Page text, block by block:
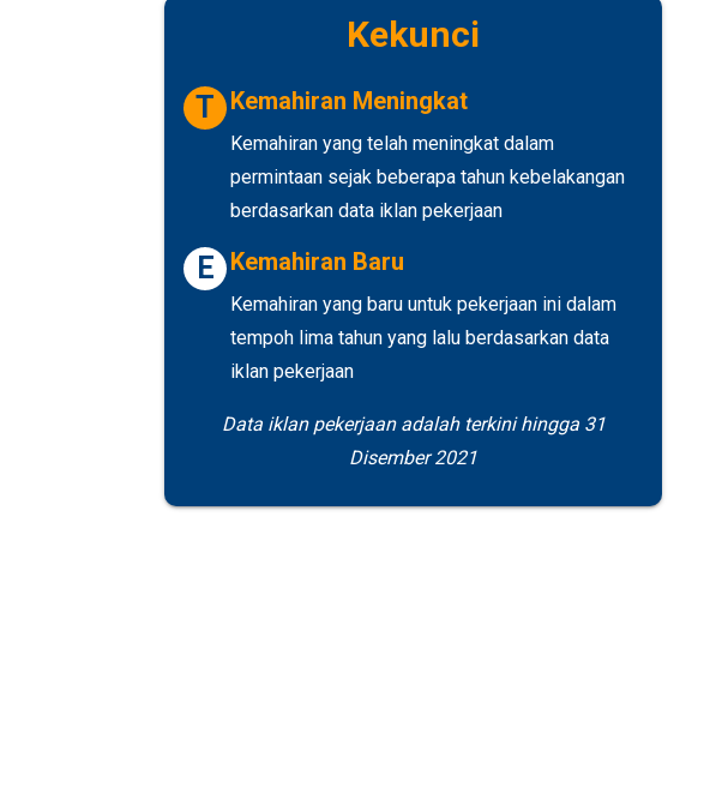
Kekunci
T Kemahiran Meningkat
Kemahiran yang telah meningkat dalam
permintaan sejak beberapa tahun kebelakangan
berdasarkan data iklan pekerjaan
E Kemahiran Baru
Kemahiran yang baru untuk pekerjaan ini dalam
tempoh lima tahun yang lalu berdasarkan data
iklan pekerjaan
Data iklan pekerjaan adalah terkini hingga 31
Disember 2021